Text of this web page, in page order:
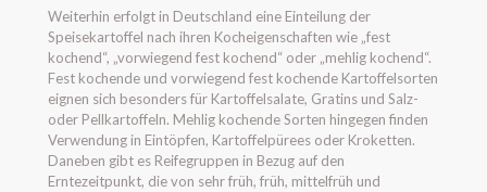
Weiterhin erfolgt in Deutschland eine Einteilung der
Speisekartoffel nach ihren Kocheigenschaften wie „fest
kochend“, „vorwiegend fest kochend“ oder „mehlig kochend“.
Fest kochende und vorwiegend fest kochende Kartoffelsorten
eignen sich besonders für Kartoffelsalate, Gratins und Salz-
oder Pellkartoffeln. Mehlig kochende Sorten hingegen finden
Verwendung in Eintöpfen, Kartoffelpürees oder Kroketten.
Daneben gibt es Reifegruppen in Bezug auf den
Erntezeitpunkt, die von sehr früh, früh, mittelfrüh und